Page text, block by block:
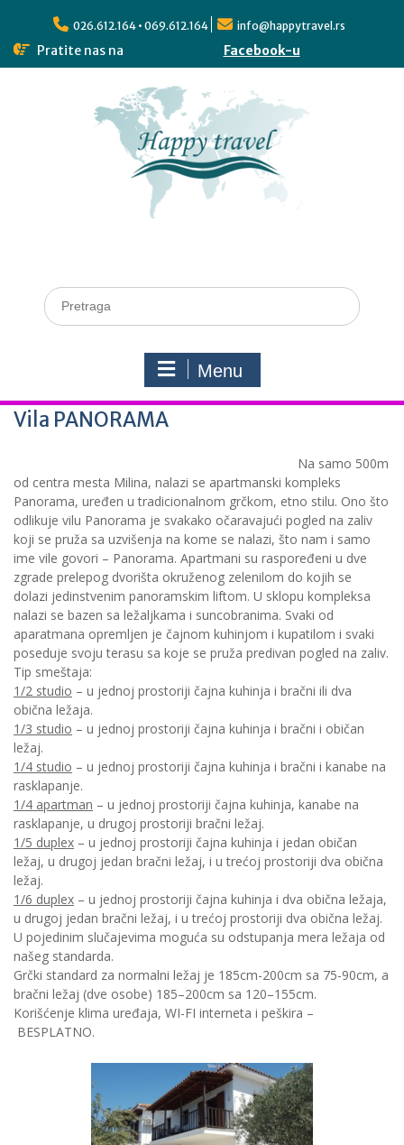
026.612.164 • 069.612.164 info@happytravel.rs
Pratite nas na Facebook-u
Menu
Vila PANORAMA
Na samo 500m
od centra mesta Milina, nalazi se apartmanski kompleks
Panorama, uređen u tradicionalnom grčkom, etno stilu. Ono što
odlikuje vilu Panorama je svakako očaravajući pogled na zaliv
koji se pruža sa uzvišenja na kome se nalazi, što nam i samo
ime vile govori – Panorama. Apartmani su raspoređeni u dve
zgrade prelepog dvorišta okruženog zelenilom do kojih se
dolazi jedinstvenim panoramskim liftom. U sklopu kompleksa
nalazi se bazen sa ležaljkama i suncobranima. Svaki od
aparatmana opremljen je čajnom kuhinjom i kupatilom i svaki
poseduje svoju terasu sa koje se pruža predivan pogled na zaliv.
Tip smeštaja:
1/2 studio – u jednoj prostoriji čajna kuhinja i bračni ili dva
obična ležaja.
1/3 studio – u jednoj prostoriji čajna kuhinja i bračni i običan
ležaj.
1/4 studio – u jednoj prostoriji čajna kuhinja i bračni i kanabe na
rasklapanje.
1/4 apartman – u jednoj prostoriji čajna kuhinja, kanabe na
rasklapanje, u drugoj prostoriji bračni ležaj.
1/5 duplex – u jednoj prostoriji čajna kuhinja i jedan običan
ležaj, u drugoj jedan bračni ležaj, i u trećoj prostoriji dva obična
ležaj.
1/6 duplex – u jednoj prostoriji čajna kuhinja i dva obična ležaja,
u drugoj jedan bračni ležaj, i u trećoj prostoriji dva obična ležaj.
U pojedinim slučajevima moguća su odstupanja mera ležaja od
našeg standarda.
Grčki standard za normalni ležaj je 185cm-200cm sa 75-90cm, a
bračni ležaj (dve osobe) 185–200cm sa 120–155cm.
Korišćenje klima uređaja, WI-FI interneta i peškira –
BESPLATNO.